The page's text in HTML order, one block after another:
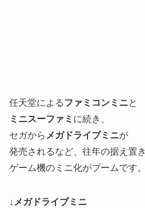
任天堂による ファミコンミニ と
ミニスーファミ に続き、
セガから メガドライブミニが
発売されるなど、往年の据え置き
ゲーム機のミニ化がブームです。
↓メガドライブミニ